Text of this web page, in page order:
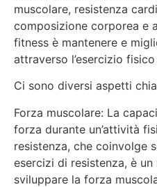
muscolare, resistenza
composizione corporea e
fitness è mantenere e
attraverso l’esercizio
Ci sono diversi aspetti
Forza muscolare: La
forza durante un’attività
resistenza, che coinvolge
esercizi di resistenza, è
sviluppare la forza